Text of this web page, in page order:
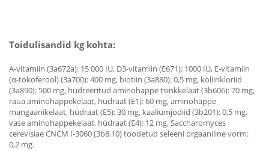
Toidulisandid kg kohta:
A-vitamiin (3a672a): 15 000 IU, D3-vitamiin (E671): 1000 IU, E-vitamiin
(α-tokoferool) (3a700): 400 mg, biotiin (3a880): 0,5 mg, koliinkloriid
(3a890): 500 mg, hüdreeritud aminohappe tsinkkelaat (3b606): 70 mg,
raua aminohappekelaat, hüdraat (E1): 60 mg, aminohappe
mangaanikelaat, hüdraat (E5): 30 mg, kaaliumjodiid (3b201): 0,5 mg,
vase aminohappekelaat, hüdraat (E4): 12 mg, Saccharomyces
cerevisiae CNCM I-3060 (3b8.10) toodetud seleeni orgaaniline vorm:
0,2 mg.